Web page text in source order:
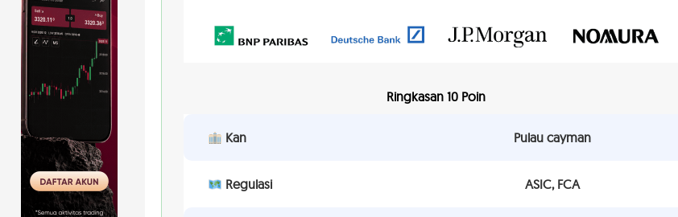
Ringkasan 10 Poin
Kan Pulau cayman
Regulasi ASIC, FCA